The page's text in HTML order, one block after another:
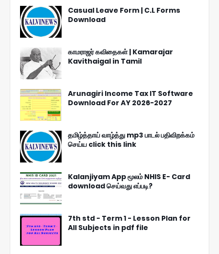
Casual Leave Form | C.L Forms
Download
காமராஜர் கவிதைகள் | Kamarajar
Kavithaigal in Tamil
Arunagiri Income Tax IT Software
Download For AY 2026-2027
தமிழ்த்தாய் வாழ்த்து mp3 பாடல் பதிவிறக்கம்
செய்ய click this link
Kalanjiyam App மூலம் NHIS E- Card
download செய்வது எப்படி?
7th std - Term 1 - Lesson Plan for
All Subjects in pdf file